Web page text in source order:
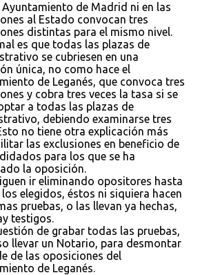
Ayuntamiento de Madrid ni en las
al Estado convocan tres
distintas para el mismo nivel.
es que todas las plazas de
se cubriesen en una
única, no como hace el
de Leganés, que convoca tres
y cobra tres veces la tasa si se
a todas las plazas de
debiendo examinarse tres
no tiene otra explicación más
las exclusiones en beneficio de
para los que se ha
la oposición.
ir eliminando opositores hasta
elegidos, éstos ni siquiera hacen
pruebas, o las llevan ya hechas,
testigos.
de grabar todas las pruebas,
llevar un Notario, para desmontar
de las oposiciones del
de Leganés.